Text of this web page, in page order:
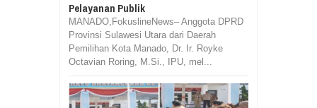
Pelayanan Publik
MANADO,FokuslineNews– Anggota DPRD
Provinsi Sulawesi Utara dari Daerah
Pemilihan Kota Manado, Dr. Ir. Royke
Octavian Roring, M.Si., IPU, mel...